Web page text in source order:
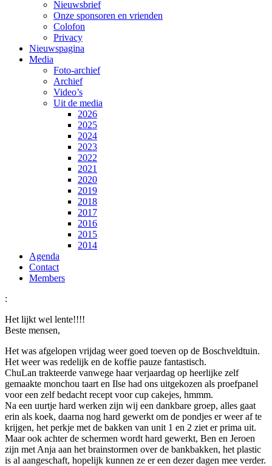
Nieuwsbrief
Onze sponsoren en vrienden
Colofon
Privacy
Nieuwspagina
Media
Foto-archief
Archief
Video’s
Uit de media
2026
2025
2024
2023
2022
2021
2020
2019
2018
2017
2016
2015
2014
Agenda
Contact
Members
:
Het lijkt wel lente!!!!
Beste mensen,
Het was afgelopen vrijdag weer goed toeven op de Boschveldtuin.
Het weer was redelijk en de koffie pauze fantastisch.
ChuLan trakteerde vanwege haar verjaardag op heerlijke zelf
gemaakte monchou taart en Ilse had ons uitgekozen als proefpanel
voor een zelf bedacht recept voor cup cakejes, hmmm.
Na een uurtje hard werken zijn wij een dankbare groep, alles gaat
erin als koek, daarna nog hard gewerkt om de pondjes er weer af te
krijgen, het perkje met de bakken van unit 1 en 2 ziet er prima uit.
Maar ook achter de schermen wordt hard gewerkt, Ben en Jeroen
zijn met Anja aan het brainstormen over de bankbakken, het plastic
is al aangeschaft, hopelijk kunnen ze er een dezer dagen mee verder.